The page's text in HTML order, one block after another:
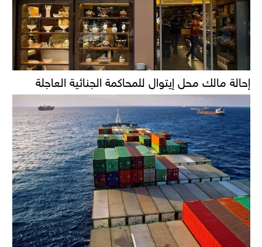
إحالة مالك محل إيتوال للمحاكمة الجنائية العاجلة